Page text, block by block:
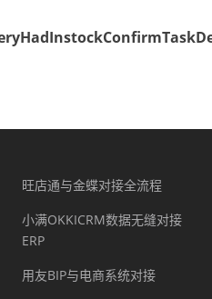
旺店通与金蝶对接全流程
小满OKKICRM数据无缝对接
ERP
用友BIP与电商系统对接